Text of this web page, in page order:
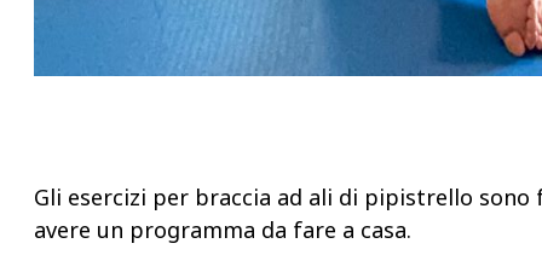
Gli esercizi per braccia ad ali di pipistrello
avere un programma da fare a casa.